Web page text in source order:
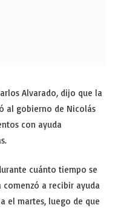
Alvarado, dijo que la
al gobierno de Nicolás
con ayuda
cuánto tiempo se
comenzó a recibir ayuda
el martes, luego de que